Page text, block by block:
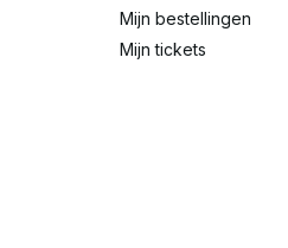
Mijn bestellingen
Mijn tickets